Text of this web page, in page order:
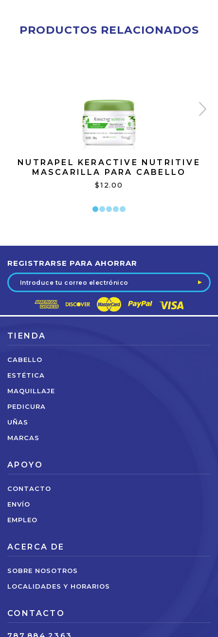
PRODUCTOS RELACIONADOS
NUTRAPEL KERACTIVE NUTRITIVE
MASCARILLA PARA CABELLO
DESHIDRATADO 12.6 OZ
$12.00
REGISTRARSE PARA AHORRAR
Dirección
de
electrónico
TIENDA
CABELLO
ESTÉTICA
MAQUILLAJE
PEDICURA
UÑAS
MARCAS
APOYO
CONTACTO
ENVÍO
EMPLEO
ACERCA DE
SOBRE NOSOTROS
LOCALIDADES Y HORARIOS
CONTACTO